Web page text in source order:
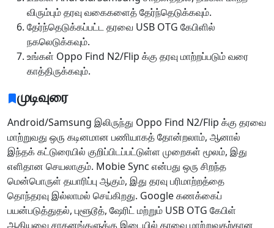
விரும்பும் தரவு வகைகளைத் தேர்ந்தெடுக்கவும்.
தேர்ந்தெடுக்கப்பட்ட தரவை USB OTG கேபிளில்
நகலெடுக்கவும்.
உங்கள் Oppo Find N2/Flip க்கு தரவு மாற்றப்படும் வரை
காத்திருக்கவும்.
முடிவுரை
Android/Samsung இலிருந்து Oppo Find N2/Flip க்கு தரவை
மாற்றுவது ஒரு கடினமான பணியாகத் தோன்றலாம், ஆனால்
இந்தக் கட்டுரையில் குறிப்பிடப்பட்டுள்ள முறைகள் மூலம், இது
எளிதான செயலாகும். Mobie Sync என்பது ஒரு சிறந்த
மென்பொருள் தயாரிப்பு ஆகும், இது தரவு பரிமாற்றத்தை
தொந்தரவு இல்லாமல் செய்கிறது. Google கணக்கைப்
பயன்படுத்துதல், புளூடூத், ஷேரிட் மற்றும் USB OTG கேபிள்
ஆகியவை சாதனங்களுக்கு இடையில் தரவை மாற்றுவதற்கான